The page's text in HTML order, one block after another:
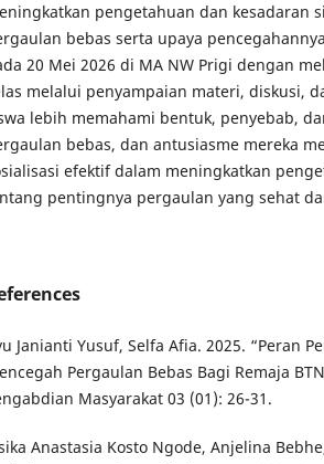
pengetahuan dan kesadaran
bebas serta upaya
20 Mei 2026 di MA NW Prigi dengan
melalui penyampaian materi, diskusi,
lebih memahami bentuk, penyebab,
bebas, dan antusiasme mereka
efektif dalam meningkatkan
pentingnya pergaulan yang sehat
Janianti Yusuf, Selfa Afia. 2025. “Peran
Pergaulan Bebas Bagi Remaja
Masyarakat 03 (01): 26-31.
Anastasia Kosto Ngode, Anjelina